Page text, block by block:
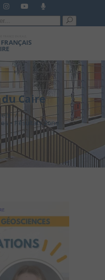
Recherche
pour :
Caire
/
– Résultats Zone